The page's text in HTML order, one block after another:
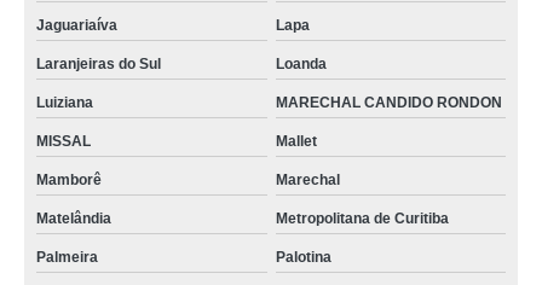
Jaguariaíva Lapa
Laranjeiras do Sul Loanda
Luiziana MARECHAL CANDIDO RONDON
MISSAL Mallet
Mamborê Marechal
Matelândia Metropolitana de Curitiba
Palmeira Palotina